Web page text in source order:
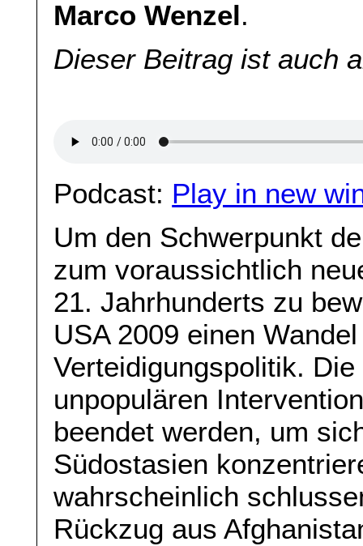
Marco Wenzel.
Dieser Beitrag ist auch
Podcast: Play in new
Um den Schwerpunkt
zum voraussichtlich
21. Jahrhunderts zu
USA 2009 einen
Verteidigungspolitik.
unpopulären
beendet werden, um
Südostasien
wahrscheinlich
Rückzug aus